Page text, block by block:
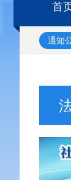
首
通知
“全国杰出青
“全国杰出青